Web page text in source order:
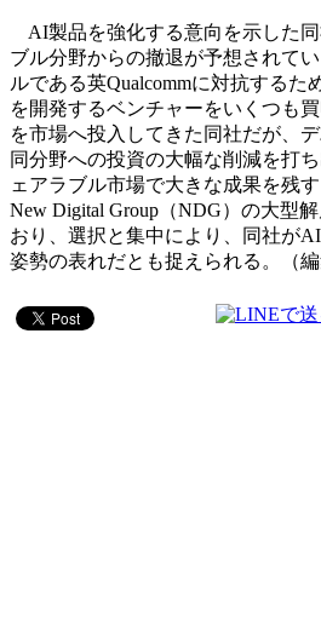
AI製品を強化する意向を示した
ブル分野からの撤退が予想されて
ルである英Qualcommに対抗するた
を開発するベンチャーをいくつも
を市場へ投入してきた同社だが、
同分野への投資の大幅な削減を打
ェアラブル市場で大きな成果を残
New Digital Group（NDG）の大型
おり、選択と集中により、同社が
姿勢の表れだとも捉えられる。（